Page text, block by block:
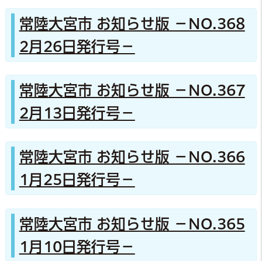
常陸大宮市 お知らせ版 －NO.368
2月26日発行号－
常陸大宮市 お知らせ版 －NO.367
2月13日発行号－
常陸大宮市 お知らせ版 －NO.366
1月25日発行号－
常陸大宮市 お知らせ版 －NO.365
1月10日発行号－